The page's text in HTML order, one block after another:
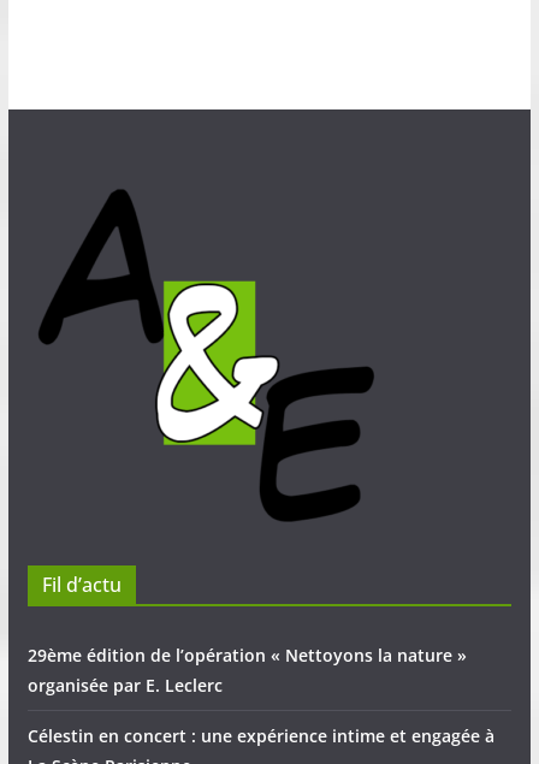
Fil d’actu
29ème édition de l’opération « Nettoyons la nature »
organisée par E. Leclerc
Célestin en concert : une expérience intime et engagée à